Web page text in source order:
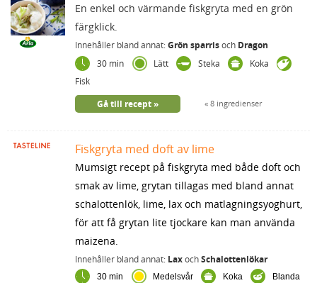
En enkel och värmande fiskgryta med en grön
färgklick.
Innehåller bland annat:Grön sparrisoch Dragon
30 min
Lätt Steka
Koka
Fisk
8 ingredienser
Gå till recept
Fiskgryta med doft av lime
Mumsigt recept på fiskgryta med både doft och
smak av lime, grytan tillagas med bland annat
schalottenlök, lime, lax och matlagningsyoghurt,
för att få grytan lite tjockare kan man använda
maizena.
Innehåller bland annat: LaxochSchalottenlökar
30 min Medelsvår Koka
Blanda